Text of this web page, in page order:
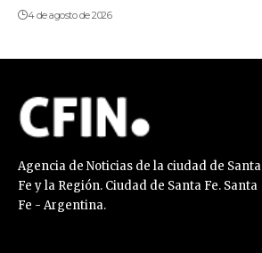
4 de agosto de 2026
Agencia de Noticias de la ciudad de Santa
Fe y la Región. Ciudad de Santa Fe. Santa
Fe - Argentina.